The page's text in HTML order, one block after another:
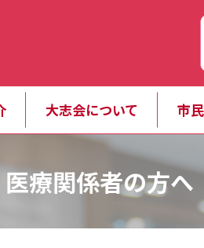
大志会について 市
医療関係者の方へ